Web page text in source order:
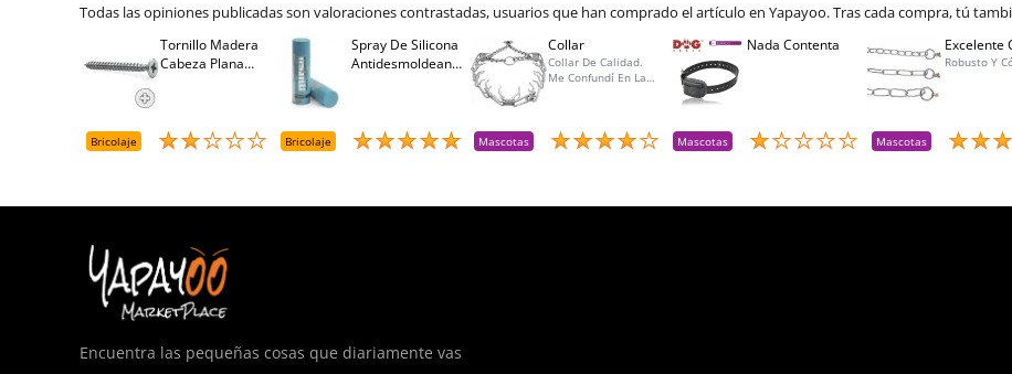
Todas las opiniones publicadas son valoraciones contrastadas, usuarios que han comprado el artículo en Yapayoo. Tras cada compra, tú
Tornillo Madera
Cabeza Plana
Bricolaje
Spray De Silicona
Antidesmoldeante
Bricolaje
Collar
Collar De Calidad.
Me Confundí En La
Devolución Y Lo
Reemplacé Por La
Mascotas
Nada Contenta
Mascotas
Excelente
Robusto Y
Mascotas
Encuentra las pequeñas cosas que diariamente vas